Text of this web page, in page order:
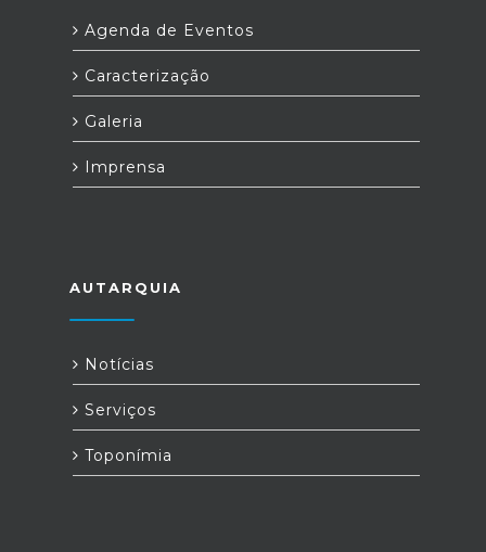
Agenda de Eventos
Caracterização
Galeria
Imprensa
AUTARQUIA
Notícias
Serviços
Toponímia